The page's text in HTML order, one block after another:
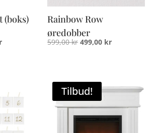
(boks)
Nåværende
Rainbow Row
øredobber
599,00kr Opprinnelig
599,00 kr.
499,00 krNåværende
Tilbud!